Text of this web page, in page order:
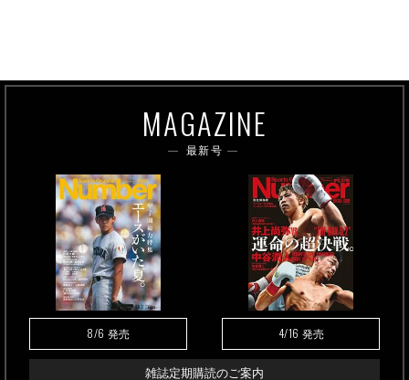
MAGAZINE
最新号
8/6 発売 4/16 発売
雑誌定期購読のご案内